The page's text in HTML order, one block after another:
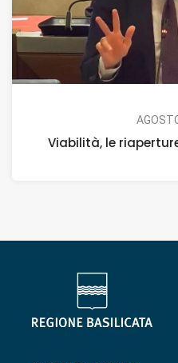
Viabilità, le